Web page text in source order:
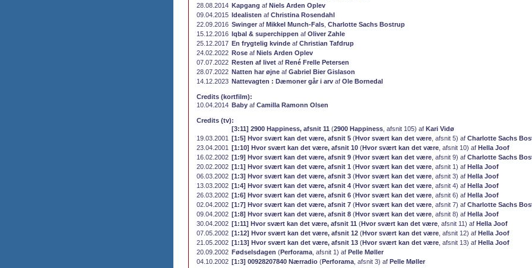
28.08.2014 Kapgang af Niels Arden Oplev
09.04.2015 Idealisten af Christina Rosendahl
22.09.2016 Swinger af Mikkel Munch-Fals Charlotte Sachs Bostrup
15.12.2016 Iqbal & superchippen af Oliver Zahle
25.12.2017 En frygtelig kvinde af Christian Tafdrup
24.02.2022 Rose af Niels Arden Oplev
07.07.2022 Resten af livet af René Frelle Petersen
28.07.2022 Natten har øjne af Gabriel Bier Gislason
14.12.2023 Nattevagten : Dæmoner går i arv af Ole Bornedal
Credits (kortfilm):
10.04.2014 Baby af Camilla Ramonn Olsen
Credits (tv):
[3:11] 2900 Happiness, afsnit 11 (2900 Happiness , afsnit 105) af Kari Vidø
19.03.2001 [1:5] Hvor svært kan det være, afsnit 5 (Hvor svært kan det være , afsnit 5) af Charlotte Sachs
23.04.2001 [1:10] Hvor svært kan det være, afsnit 10 (Hvor svært kan det være , afsnit 10) af Hella Joof
16.02.2002 [1:9] Hvor svært kan det være, afsnit 9 (Hvor svært kan det være , afsnit 9) af Charlotte Sachs
20.02.2002 [1:1] Hvor svært kan det være, afsnit 1 (Hvor svært kan det være , afsnit 1) af Hella Joof
06.03.2002 [1:3] Hvor svært kan det være, afsnit 3 (Hvor svært kan det være , afsnit 3) af Hella Joof
13.03.2002 [1:4] Hvor svært kan det være, afsnit 4 (Hvor svært kan det være , afsnit 4) af Hella Joof
26.03.2002 [1:6] Hvor svært kan det være, afsnit 6 (Hvor svært kan det være , afsnit 6) af Hella Joof
02.04.2002 [1:7] Hvor svært kan det være, afsnit 7 (Hvor svært kan det være , afsnit 7) af Charlotte Sachs
09.04.2002 [1:8] Hvor svært kan det være, afsnit 8 (Hvor svært kan det være , afsnit 8) af Hella Joof
30.04.2002 [1:11] Hvor svært kan det være, afsnit 11 (Hvor svært kan det være , afsnit 11) af Hella Joof
07.05.2002 [1:12] Hvor svært kan det være, afsnit 12 (Hvor svært kan det være , afsnit 12) af Hella Joof
21.05.2002 [1:13] Hvor svært kan det være, afsnit 13 (Hvor svært kan det være , afsnit 13) af Hella Joof
20.09.2002 Fødselsdagen (Perforama , afsnit 1) af Pelle Møller
04.10.2002 [1:3] 00928207840 Nærradio (Perforama , afsnit 3) af Pelle Møller